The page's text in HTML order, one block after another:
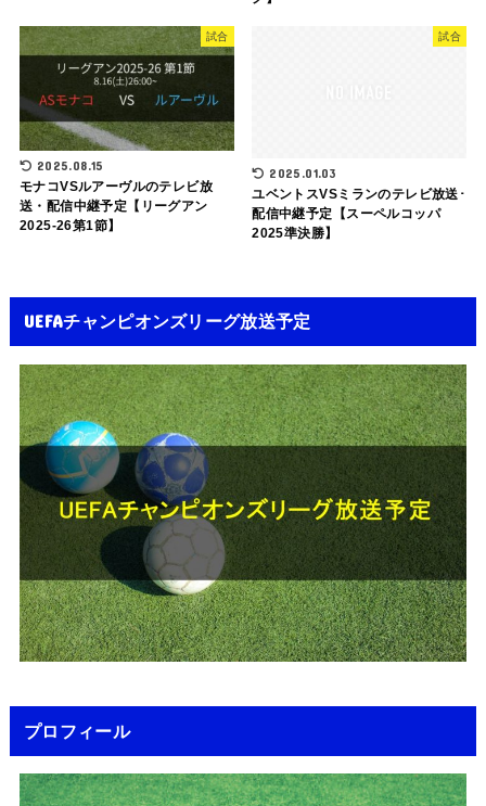
試合
2025.08.15
モナコVSルアーヴルのテレビ放
送・配信中継予定【リーグアン
2025-26第1節】
試合
2025.01.03
ユベントスVSミランのテレビ放送･
配信中継予定【スーペルコッパ
2025準決勝】
UEFAチャンピオンズリーグ放送予定
プロフィール